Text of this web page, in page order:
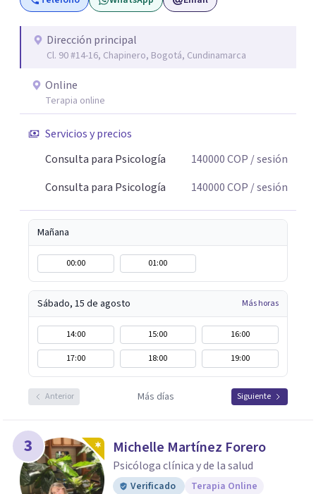
forma presencial y también online.
Dirección principal
Cl. 90 #14-16, Chapinero, Bogotá, Cundinamarca
Online
Terapia online
Servicios y precios
Consulta para Psicología
140000COP / sesión
Consulta para Psicología
140000COP / sesión
Mañana
00:00 01:00
Sábado, 15 de agosto Más horas
14:00 15:00
16:00
17:00
18:00 19:00
Anterior Más días Siguiente
3 Michelle Martínez Forero
Psicóloga clínica y de la salud
Verificado Terapia Online